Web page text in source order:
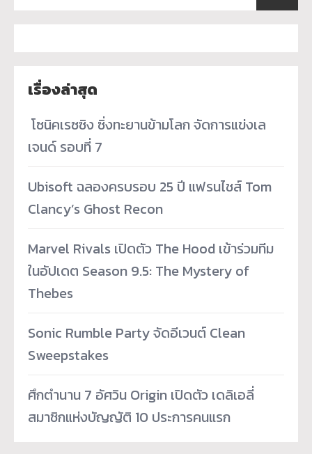
เรื่องล่าสุด
­ โซนิคเรซซิง ซิ่งทะยานข้ามโลก จัดการแข่งเล
เจนด์ รอบที่ 7
Ubisoft ฉลองครบรอบ 25 ปี แฟรนไชส์ Tom
Clancy’s Ghost Recon
Marvel Rivals เปิดตัว The Hood เข้าร่วมทีม
ในอัปเดต Season 9.5: The Mystery of
Thebes
Sonic Rumble Party จัดอีเวนต์ Clean
Sweepstakes
ศึกตำนาน 7 อัศวิน Origin เปิดตัว เดลิเอลี่
สมาชิกแห่งบัญญัติ 10 ประการคนแรก